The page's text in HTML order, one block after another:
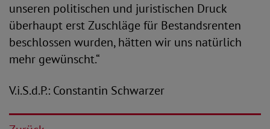
unseren politischen und juristischen Druck
überhaupt erst Zuschläge für Bestandsrenten
beschlossen wurden, hätten wir uns natürlich
mehr gewünscht.“
V.i.S.d.P.: Constantin Schwarzer